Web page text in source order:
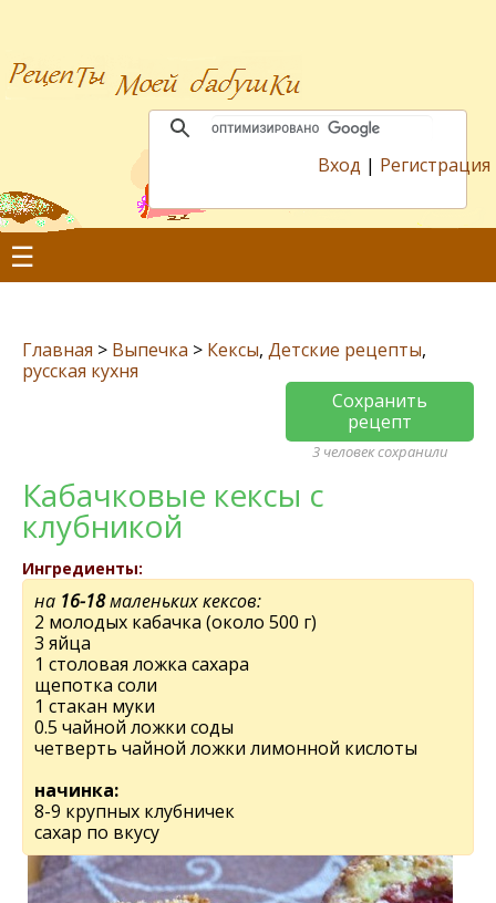
Вход | Регистрация
☰
Главная > Выпечка > Кексы, Детские рецепты,
русская кухня
Сохранить
рецепт
3 человек сохранили
Кабачковые кексы с
клубникой
Ингредиенты:
на 16-18маленьких кексов:
2 молодых кабачка (около 500 г)
3 яйца
1 столовая ложка сахара
щепотка соли
1 стакан муки
0.5 чайной ложки соды
четверть чайной ложки лимонной кислоты
начинка:
8-9 крупных клубничек
сахар по вкусу